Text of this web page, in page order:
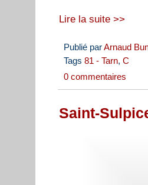
Lire la suite >>
Publié parArnaud
Tags 81 - Tarn, C
0 commentaires
Saint-